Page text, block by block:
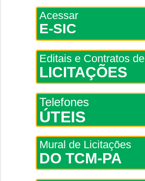
Acessar
E-SIC
Editais e Contratos de
LICITAÇÕES
Telefones
ÚTEIS
Mural de Licitações
DO TCM-PA